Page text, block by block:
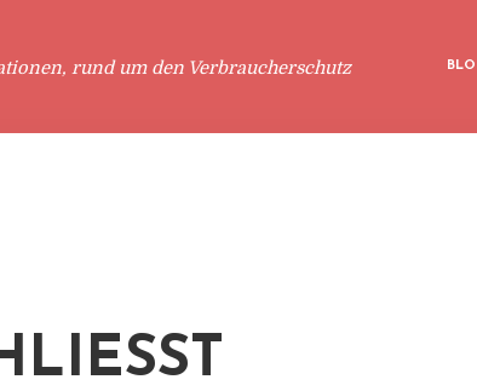
rund um den Verbraucherschutz
Z